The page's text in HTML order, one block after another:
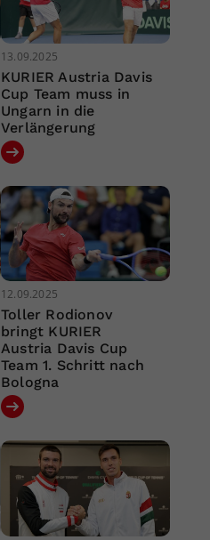
13.09.2025
KURIER Austria Davis
Cup Team muss in
Ungarn in die
Verlängerung
12.09.2025
Toller Rodionov
bringt KURIER
Austria Davis Cup
Team 1. Schritt nach
Bologna